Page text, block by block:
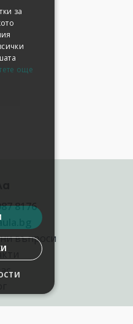
8176
въпроси
за
още